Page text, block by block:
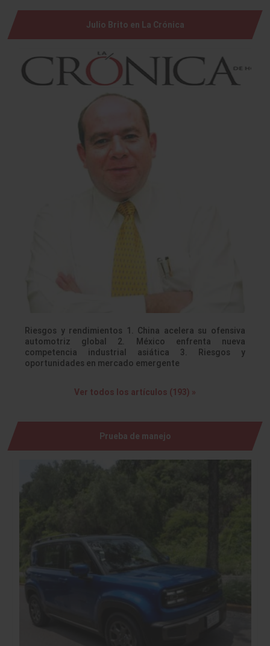
Julio Brito en La Crónica
Riesgos y rendimientos 1. China acelera su ofensiva
automotriz global 2. México enfrenta nueva
competencia industrial asiática 3. Riesgos y
oportunidades en mercado emergente
Ver todos los artículos (193) »
Prueba de manejo